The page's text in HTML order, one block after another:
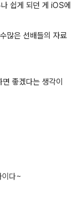
쉽게 되던 게 iOS에
많은 선배들의 자료
좋겠다는 생각이
이다~